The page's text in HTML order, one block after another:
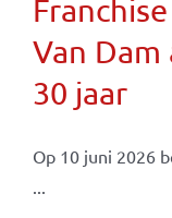
Van
30 jaar
Op 10 juni 2026